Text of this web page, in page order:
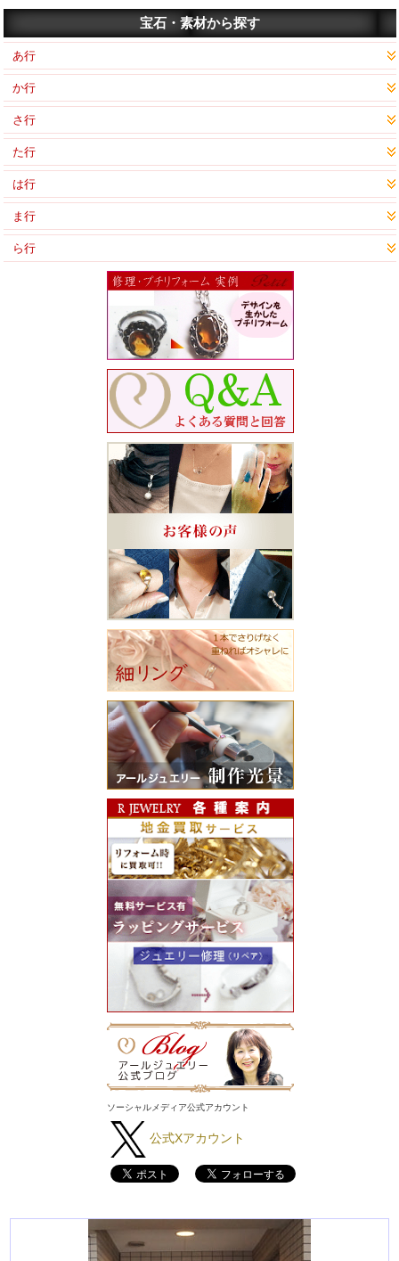
宝石・素材から探す
あ行
か行
さ行
た行
は行
ま行
ら行
ソーシャルメディア公式アカウント
公式Xアカウント